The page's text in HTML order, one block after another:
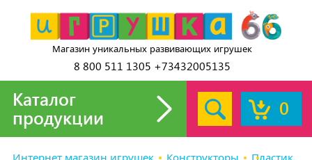
Магазин уникальных развивающих игрушек
8 800 511 1305 +73432005135
0
Каталог
продукции